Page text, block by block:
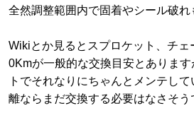
全然調整範囲内で固着やシール破れ
Wikiとか見るとスプロケット、チ
0Kmが一般的な交換目安とありま
トでそれなりにちゃんとメンテし
離ならまだ交換する必要はなさそう